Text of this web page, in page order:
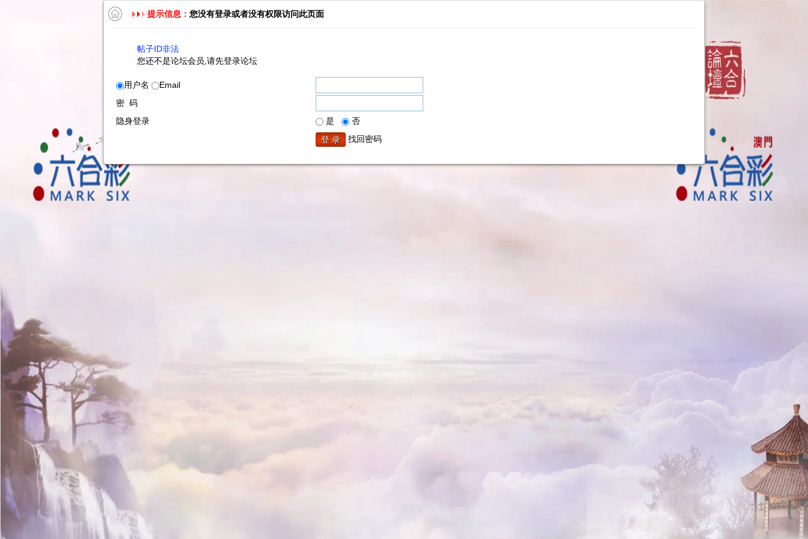
提示信息： 您没有登录或者没有权限访问此页面
帖子ID非法
您还不是论坛会员,请先登录论坛
用户名
Email
密 码
隐身登录
是
否
找回密码